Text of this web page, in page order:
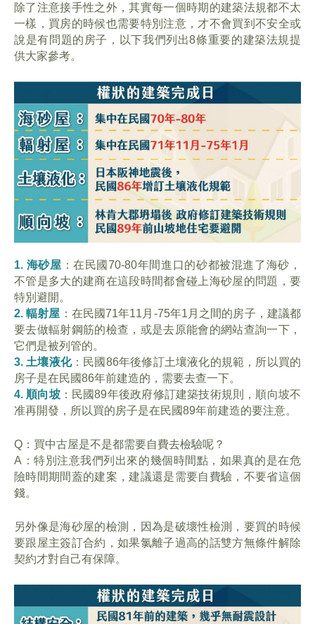
除了注意接手性之外，其實每一個時期的建築法規都不太
一樣，買房的時候也需要特別注意，才不會買到不安全或
說是有問題的房子，以下我們列出8條重要的建築法規提
供大家參考。
1. 海砂屋 ：在民國70-80年間進口的砂都被混進了海砂，
不管是多大的建商在這段時間都會碰上海砂屋的問題，要
特別避開。
2. 輻射屋 ：在民國71年11月-75年1月之間的房子，建議都
要去做輻射鋼筋的檢查，或是去原能會的網站查詢一下，
它們是被列管的。
3. 土壤液化：民國86年後修訂土壤液化的規範，所以買的
房子是在民國86年前建造的，需要去查一下。
4. 順向坡：民國89年後政府修訂建築技術規則，順向坡不
准再開發，所以買的房子是在民國89年前建造的要注意。
Q：買中古屋是不是都需要自費去檢驗呢？
A：特別注意我們列出來的幾個時間點，如果真的是在危
險時間期間蓋的建案，建議還是需要自費驗，不要省這個
錢。
另外像是海砂屋的檢測，因為是破壞性檢測，要買的時候
要跟屋主簽訂合約，如果氯離子過高的話雙方無條件解除
契約才對自己有保障。